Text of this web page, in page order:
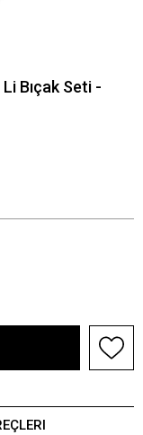
Bıçak Seti -